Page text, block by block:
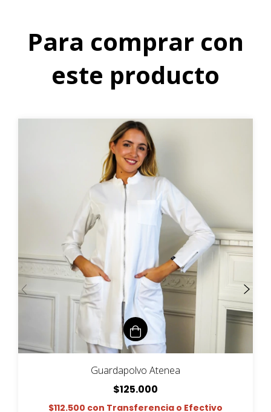
Para comprar con
este producto
Guardapolvo Atenea
$125.000
$112.500 con Transferencia o Efectivo